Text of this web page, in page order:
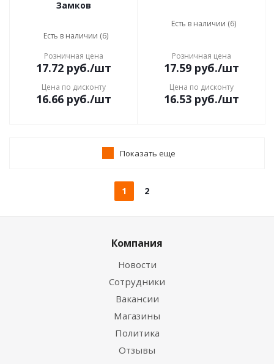
Замков
Есть в наличии (6)
Розничная цена
17.72руб./шт
Цена по дисконту
16.66руб./шт
Есть в наличии (6)
Розничная цена
17.59руб./шт
Цена по дисконту
16.53руб./шт
Показать еще
1 2
Компания
Новости
Сотрудники
Вакансии
Магазины
Политика
Отзывы